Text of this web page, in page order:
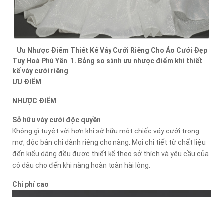
Ưu Nhược Điểm Thiết Kế Váy Cưới Riêng Cho Áo Cưới Đẹp
Tuy Hoà Phú Yên 1. Bảng so sánh ưu nhược điểm khi thiết
kế váy cưới riêng
ƯU ĐIỂM
NHƯỢC ĐIỂM
Sở hữu váy cưới độc quyền
Không gì tuyệt vời hơn khi sở hữu một chiếc váy cưới trong
mơ, độc bản chỉ dành riêng cho nàng. Mọi chi tiết từ chất liệu
đến kiểu dáng đều được thiết kế theo sở thích và yêu cầu của
cô dâu cho đến khi nàng hoàn toàn hài lòng.
Chi phí cao